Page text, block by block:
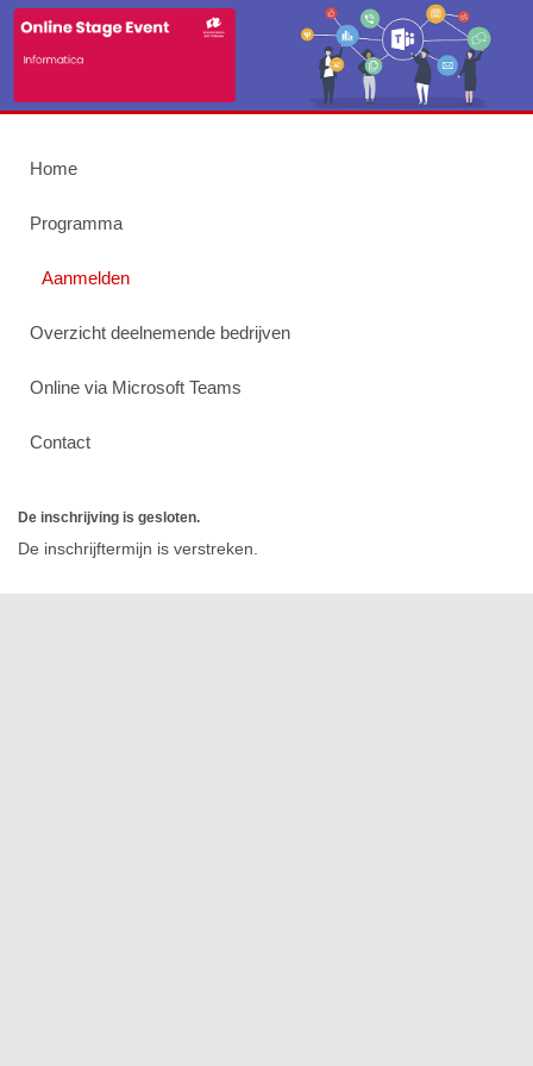
Home
Programma
Aanmelden
Overzicht deelnemende bedrijven
Online via Microsoft Teams
Contact
De inschrijving is gesloten.
De inschrijftermijn is verstreken.